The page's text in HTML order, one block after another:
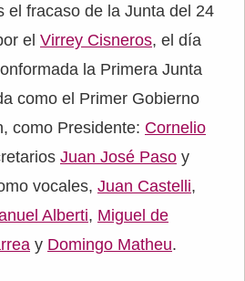
el fracaso de la Junta del 24
el Virrey Cisneros, el día
la Primera Junta
como el Primer Gobierno
como Presidente: Cornelio
Juan José Paso y
vocales, Juan Castelli,
Alberti, Miguel de
y Domingo Matheu.